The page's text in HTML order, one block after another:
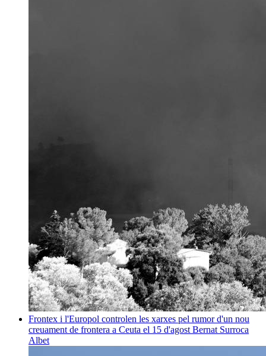
Frontex i l'Europol controlen les xarxes pel rumor d'un nou
creuament de frontera a Ceuta el 15 d'agost Bernat Surroca
Albet